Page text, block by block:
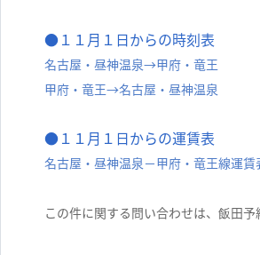
●１１月１日からの時刻表
名古屋・昼神温泉→甲府・竜王
甲府・竜王→名古屋・昼神温泉
●１１月１日からの運賃表
名古屋・昼神温泉－甲府・竜王線運賃
この件に関する問い合わせは、飯田